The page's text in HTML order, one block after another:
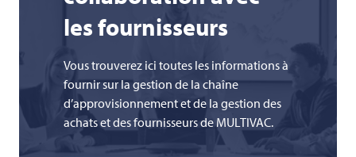
les fournisseurs
Vous trouverez ici toutes les informations à
fournir sur la gestion de la chaîne
d’approvisionnement et de la gestion des
achats et des fournisseurs de MULTIVAC.